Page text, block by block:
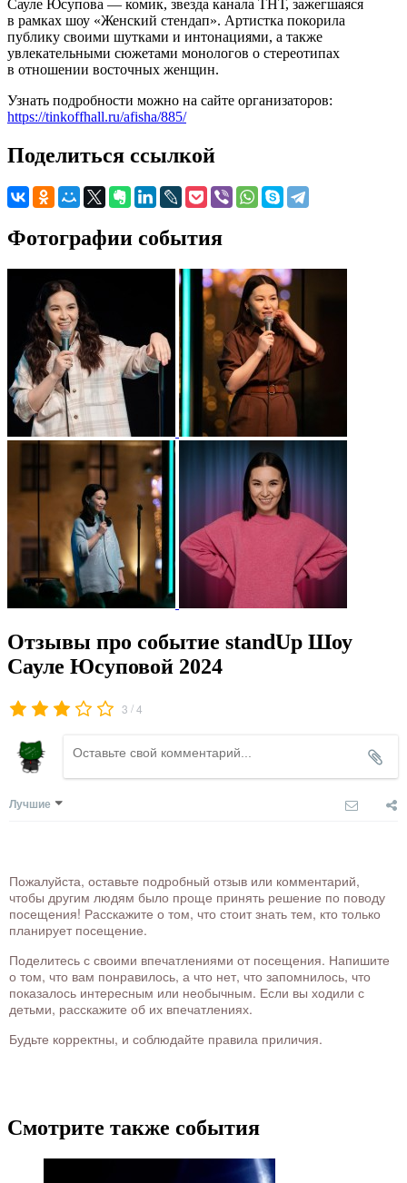
Сауле Юсупова — комик, звезда канала ТНТ, зажегшаяся
в рамках шоу «Женский стендап». Артистка покорила
публику своими шутками и интонациями, а также
увлекательными сюжетами монологов о стереотипах
в отношении восточных женщин.
Узнать подробности можно на сайте организаторов:
https://tinkoffhall.ru/afisha/885/
Поделиться ссылкой
Фотографии события
Отзывы про событие standUp Шоу
Сауле Юсуповой 2024
3 /4
Лучшие
Пожалуйста, оставьте подробный отзыв или комментарий,
чтобы другим людям было проще принять решение по поводу
посещения! Расскажите о том, что стоит знать тем, кто только
планирует посещение.
Поделитесь с своими впечатлениями от посещения. Напишите
о том, что вам понравилось, а что нет, что запомнилось, что
показалось интересным или необычным. Если вы ходили с
детьми, расскажите об их впечатлениях.
Будьте корректны, и соблюдайте правила приличия.
Смотрите также события